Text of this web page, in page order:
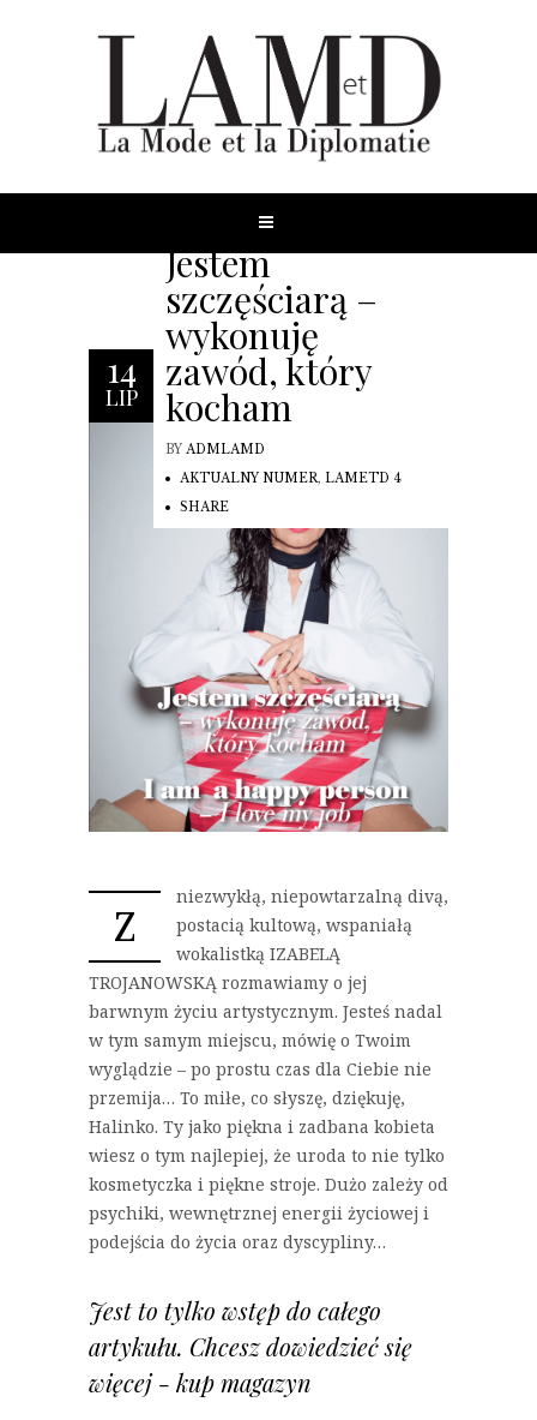
14
LIP
Jestem
szczęściarą –
wykonuję
zawód, który
kocham
BY ADMLAMD
AKTUALNY NUMER, LAMETD 4
SHARE
Z
niezwykłą, niepowtarzalną divą,
postacią kultową, wspaniałą
wokalistką IZABELĄ
TROJANOWSKĄ rozmawiamy o jej
barwnym życiu artystycznym. Jesteś nadal
w tym samym miejscu, mówię o Twoim
wyglądzie – po prostu czas dla Ciebie nie
przemija… To miłe, co słyszę, dziękuję,
Halinko. Ty jako piękna i zadbana kobieta
wiesz o tym najlepiej, że uroda to nie tylko
kosmetyczka i piękne stroje. Dużo zależy od
psychiki, wewnętrznej energii życiowej i
podejścia do życia oraz dyscypliny…
Jest to tylko wstęp do całego
artykułu. Chcesz dowiedzieć się
więcej - kup magazyn